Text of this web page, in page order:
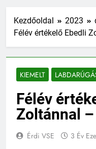
Kezdőoldal 2023
Félév értékelő Ebedli
KIEMELT
Félév
Zoltánnal
Érdi VSE 3 Év